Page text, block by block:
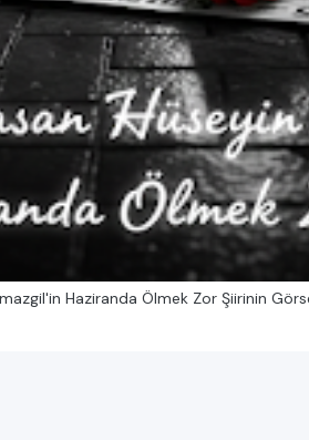
Haziranda Ölmek Zor Şiirinin